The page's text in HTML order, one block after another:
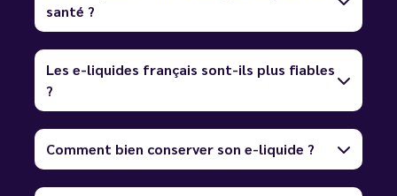
santé ?
Les e-liquides français sont-ils plus fiables
?
Comment bien conserver son e-liquide ?